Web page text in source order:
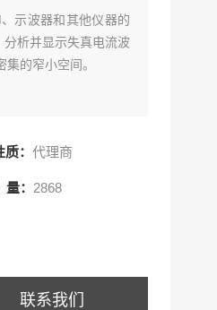
示波器和其他仪器的
析并显示失真电流波
的窄小空间。
质：代理商
： 2868
联系我们